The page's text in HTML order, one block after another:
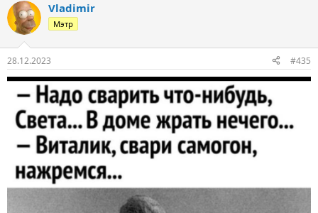
к
ц
и
Vladimir
Мэтр
28.12.2023 #435